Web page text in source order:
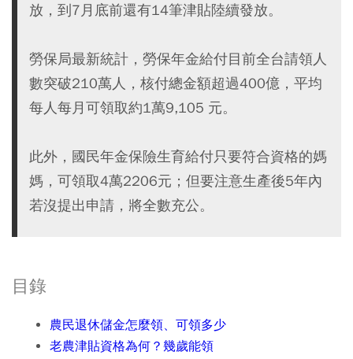
放，到7月底前還有14筆津貼陸續發放。
勞保局最新統計，勞保年金給付目前全台請領人
數突破210萬人，核付總金額超過400億，平均
每人每月可領取約1萬9,105 元。
此外，國民年金保險生育給付只要符合資格的媽
媽，可領取4萬2206元；但要注意生產後5年內
若沒提出申請，將全數充公。
目錄
農民退休儲金怎麼領、可領多少
老農津貼資格為何？幾歲能領